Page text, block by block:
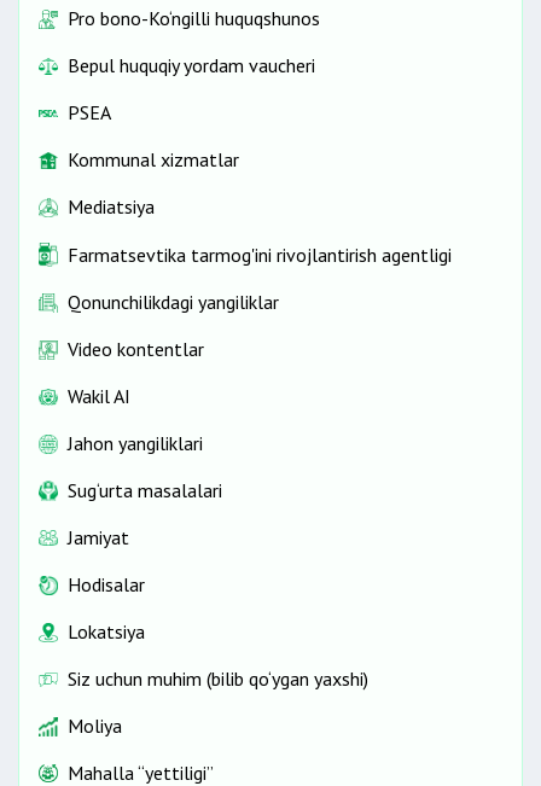
Pro bono-Ko‘ngilli huquqshunos
Bepul huquqiy yordam vaucheri
PSEA
Kommunal xizmatlar
Mediatsiya
Farmatsevtika tarmog'ini rivojlantirish agentligi
Qonunchilikdagi yangiliklar
Video kontentlar
Wakil AI
Jahon yangiliklari
Sug‘urta masalalari
Jamiyat
Hodisalar
Lokatsiya
Siz uchun muhim (bilib qo‘ygan yaxshi)
Moliya
Mahalla “yettiligi”